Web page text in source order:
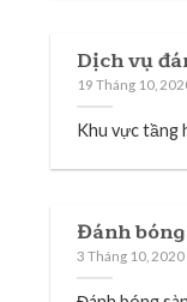
Dịch vụ
19 Tháng 10,
Khu vực tầng
Đánh
3 Tháng 10, 2020